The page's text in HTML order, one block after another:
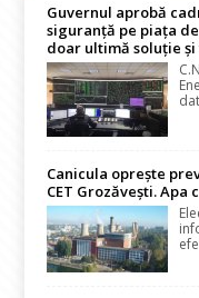
Guvernul aprobă
siguranță pe piața
doar ultimă soluție
Canicula oprește
CET Grozăvești.